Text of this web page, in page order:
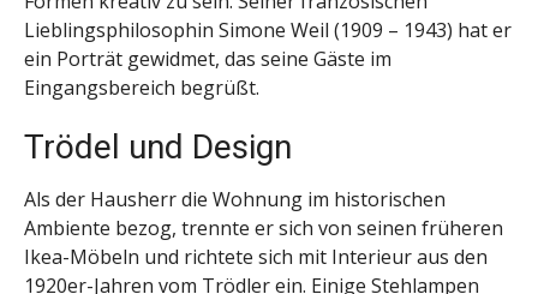
Lieblingsphilosophin Simone Weil (1909 – 1943) hat er
ein Porträt gewidmet, das seine Gäste im
Eingangsbereich begrüßt.
Trödel und Design
Als der Hausherr die Wohnung im historischen
Ambiente bezog, trennte er sich von seinen früheren
Ikea-Möbeln und richtete sich mit Interieur aus den
1920er-Jahren vom Trödler ein. Einige Stehlampen